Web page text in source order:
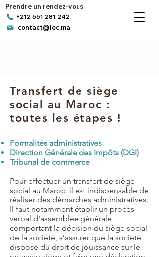
+212 661 281 242
contact@lec.ma
Prendre un rendez-vous
Transfert de siège
social au Maroc :
toutes les étapes !
Formalités administratives
Direction Générale des Impôts (DGI)
Tribunal de commerce
Pour effectuer un transfert de siège
social au Maroc, il est indispensable de
réaliser des démarches administratives.
Il faut notamment établir un procès-
verbal d'assemblée générale
comportant la décision du siège social
de la société, s’assurer que la société
dispose du droit de jouissance sur le